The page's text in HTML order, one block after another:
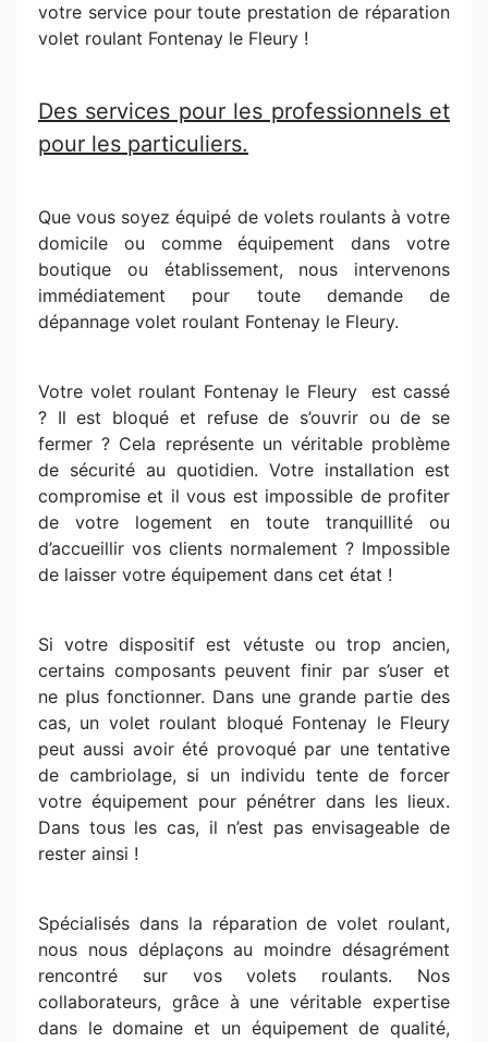
votre service pour toute prestation de réparation
volet roulant Fontenay le Fleury !
Des services pour les professionnels et
pour les particuliers.
Que vous soyez équipé de volets roulants à votre
domicile ou comme équipement dans votre
boutique ou établissement, nous intervenons
immédiatement pour toute demande de
dépannage volet roulant Fontenay le Fleury.
Votre volet roulant Fontenay le Fleury
est cassé
? Il est bloqué et refuse de s’ouvrir ou de se
fermer ? Cela représente un véritable problème
de sécurité au quotidien. Votre installation est
compromise et il vous est impossible de profiter
de votre logement en toute tranquillité ou
d’accueillir vos clients normalement ? Impossible
de laisser votre équipement dans cet état !
Si votre dispositif est vétuste ou trop ancien,
certains composants peuvent finir par s’user et
ne plus fonctionner. Dans une grande partie des
cas, un volet roulant bloqué Fontenay le Fleury
peut aussi avoir été provoqué par une tentative
de cambriolage, si un individu tente de forcer
votre équipement pour pénétrer dans les lieux.
Dans tous les cas, il n’est pas envisageable de
rester ainsi !
Spécialisés dans la réparation de volet roulant,
nous nous déplaçons au moindre désagrément
rencontré sur vos volets roulants. Nos
collaborateurs, grâce à une véritable expertise
dans le domaine et un équipement de qualité,